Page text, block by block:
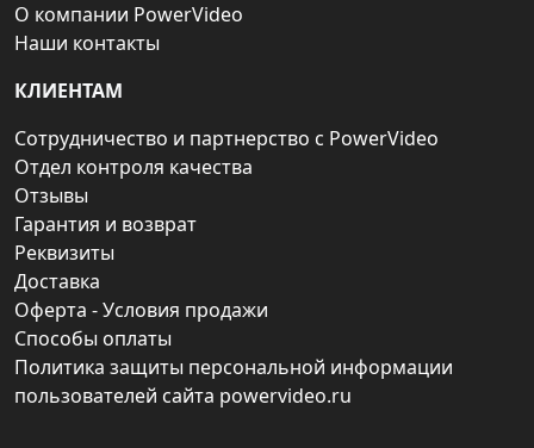
О компании PowerVideo
Наши контакты
КЛИЕНТАМ
Сотрудничество и партнерство с PowerVideo
Отдел контроля качества
Отзывы
Гарантия и возврат
Реквизиты
Доставка
Оферта - Условия продажи
Способы оплаты
Политика защиты персональной информации
пользователей сайта powervideo.ru